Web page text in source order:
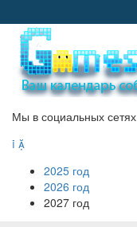
Мы в социальных сетях
 
2025 год
2026 год
2027 год